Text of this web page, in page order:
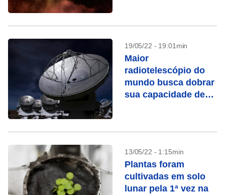
19/05/22 - 19:01min
Maior
radiotelescópio do
mundo busca dobrar
sua capacidade de
13/05/22 - 1:15min
Plantas foram
cultivadas em solo
lunar pela 1ª vez na